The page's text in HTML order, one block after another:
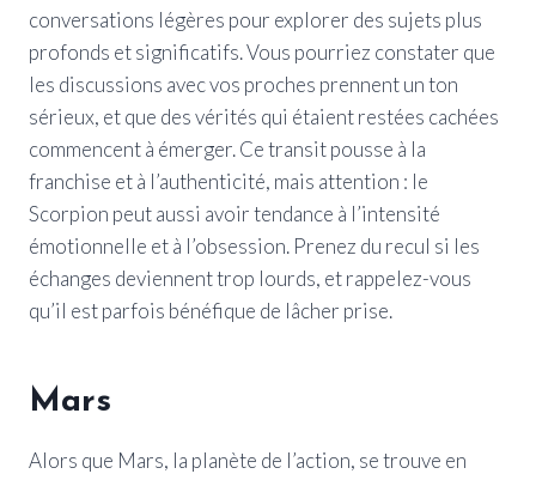
conversations légères pour explorer des sujets plus
profonds et significatifs. Vous pourriez constater que
les discussions avec vos proches prennent un ton
sérieux, et que des vérités qui étaient restées cachées
commencent à émerger. Ce transit pousse à la
franchise et à l’authenticité, mais attention : le
Scorpion peut aussi avoir tendance à l’intensité
émotionnelle et à l’obsession. Prenez du recul si les
échanges deviennent trop lourds, et rappelez-vous
qu’il est parfois bénéfique de lâcher prise.
Mars
Alors que Mars, la planète de l’action, se trouve en